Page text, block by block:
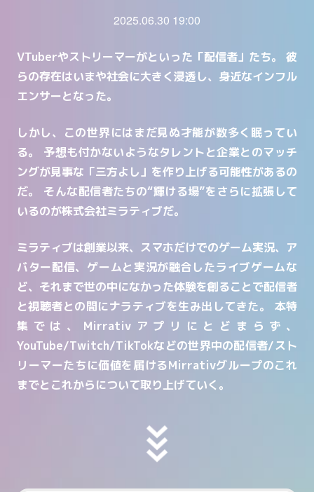
2025.06.30 19:00
VTuberやストリーマーがといった「配信者」たち。
彼
らの存在はいまや社会に大きく浸透し、身近なインフル
エンサーとなった。
しかし、この世界にはまだ見ぬ才能が数多く眠ってい
る。
予想も付かないようなタレントと企業とのマッチ
ングが見事な「三方よし」を作り上げる可能性があるの
だ。
そんな配信者たちの“輝ける場”をさらに拡張して
いるのが株式会社ミラティブだ。
ミラティブは創業以来、スマホだけでのゲーム実況、ア
バター配信、ゲームと実況が融合したライブゲームな
ど、それまで世の中になかった体験を創ることで配信者
と視聴者との間にナラティブを生み出してきた。
本特
集では、Mirrativアプリにとどまらず、
YouTube/Twitch/TikTokなどの世界中の配信者/スト
リーマーたちに価値を届けるMirrativグループのこれ
までとこれからについて取り上げていく。